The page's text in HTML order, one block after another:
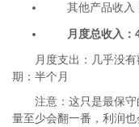
其他产品收入
月度总收入
月度支出：几乎没
期：半个月
注意：这只是最保
量至少会翻一番，利润也